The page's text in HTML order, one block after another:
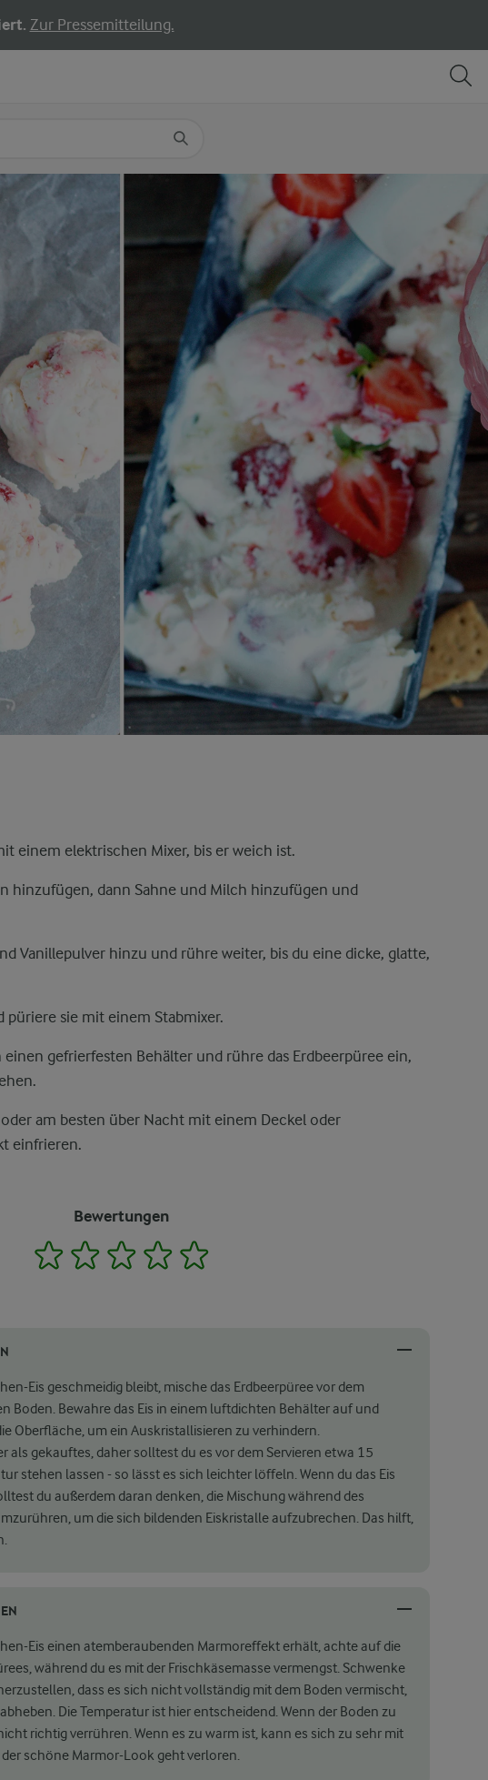
Zur Pressemitteilung.
einem elektrischen Mixer, bis er weich ist.
hinzufügen, dann Sahne und Milch hinzufügen und
Vanillepulver hinzu und rühre weiter, bis du eine dicke, glatte,
püriere sie mit einem Stabmixer.
einen gefrierfesten Behälter und rühre das Erdbeerpüree ein,
am besten über Nacht mit einem Deckel oder
einfrieren.
Bewertungen
1 2 3 4
Eis geschmeidig bleibt, mische das Erdbeerpüree vor dem
Boden. Bewahre das Eis in einem luftdichten Behälter auf und
Oberfläche, um ein Auskristallisieren zu verhindern.
als gekauftes, daher solltest du es vor dem Servieren etwa 15
stehen lassen - so lässt es sich leichter löffeln. Wenn du das Eis
du außerdem daran denken, die Mischung während des
um die sich bildenden Eiskristalle aufzubrechen. Das hilft,
Eis einen atemberaubenden Marmoreffekt erhält, achte auf die
während du es mit der Frischkäsemasse vermengst. Schwenke
dass es sich nicht vollständig mit dem Boden vermischt,
Die Temperatur ist hier entscheidend. Wenn der Boden zu
richtig verrühren. Wenn es zu warm ist, kann es sich zu sehr mit
schöne Marmor-Look geht verloren.